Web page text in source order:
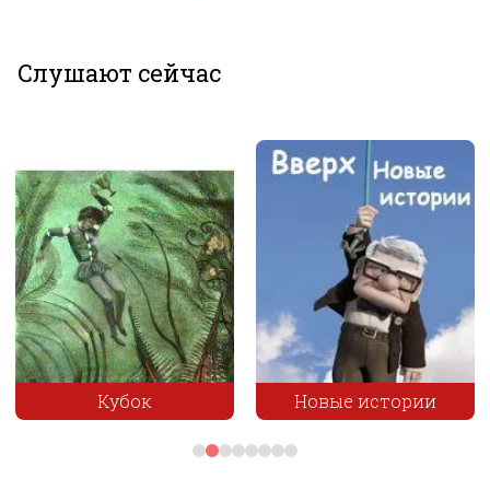
Слушают сейчас
Новые истории